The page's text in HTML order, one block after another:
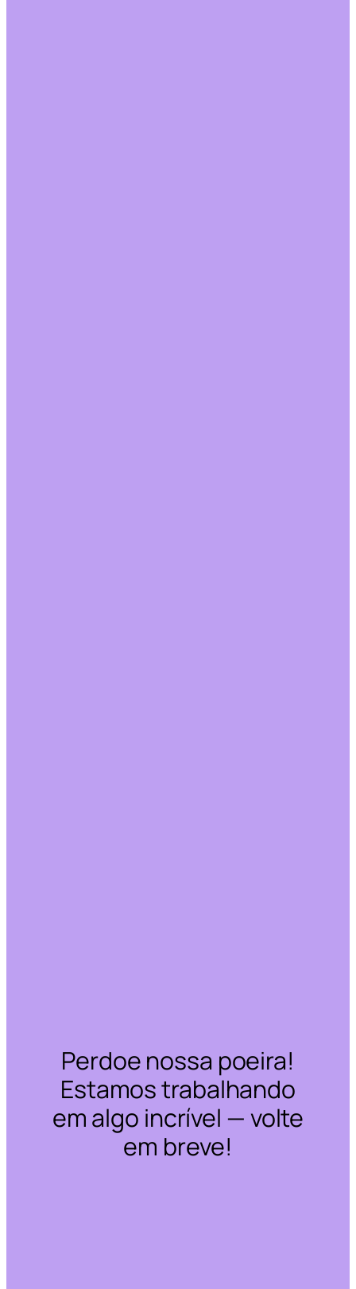
Perdoe nossa poeira!
Estamos trabalhando
em algo incrível — volte
em breve!